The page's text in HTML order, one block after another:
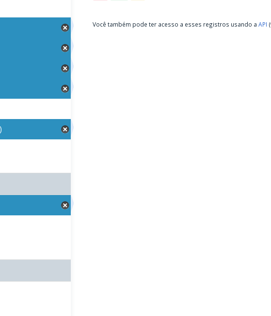
Você também pode ter acesso a esses registros usando a API